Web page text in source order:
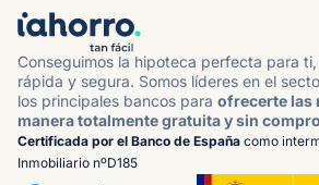
Conseguimos la hipoteca perfecta para
rápida y segura. Somos líderes en el
los principales bancos para ofrecerte las
manera totalmente gratuita y sin
Certificada por el Banco de España como
Inmobiliario nºD185